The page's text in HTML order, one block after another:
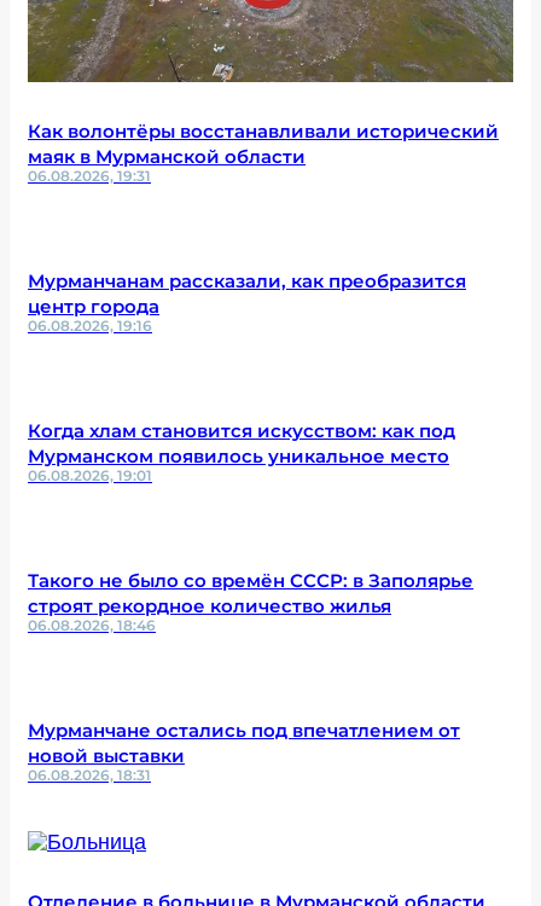
Как волонтёры восстанавливали исторический
маяк в Мурманской области
06.08.2026, 19:31
Мурманчанам рассказали, как преобразится
центр города
06.08.2026, 19:16
Когда хлам становится искусством: как под
Мурманском появилось уникальное место
06.08.2026, 19:01
Такого не было со времён СССР: в Заполярье
строят рекордное количество жилья
06.08.2026, 18:46
Мурманчане остались под впечатлением от
новой выставки
06.08.2026, 18:31
Отделение в больнице в Мурманской области